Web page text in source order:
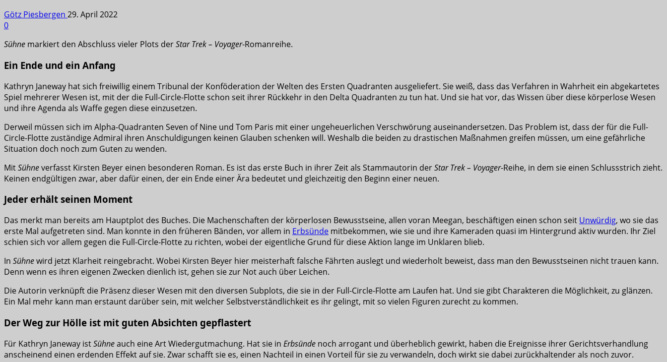
Götz Piesbergen 29. April 2022
0
Sühne markiert den Abschluss vieler Plots derStar Trek – Voyager-Romanreihe.
Ein Ende und ein Anfang
Kathryn Janeway hat sich freiwillig einem Tribunal der Konföderation der Welten des Ersten Quadranten ausgeliefert. Sie weiß, dass das Verfahren in Wahrheit ein abgekartetes
Spiel mehrerer Wesen ist, mit der die Full-Circle-Flotte schon seit ihrer Rückkehr in den Delta Quadranten zu tun hat. Und sie hat vor, das Wissen über diese körperlose Wesen
und ihre Agenda als Waffe gegen diese einzusetzen.
Derweil müssen sich im Alpha-Quadranten Seven of Nine und Tom Paris mit einer ungeheuerlichen Verschwörung auseinandersetzen. Das Problem ist, dass der für die Full-
Circle-Flotte zuständige Admiral ihren Anschuldigungen keinen Glauben schenken will. Weshalb die beiden zu drastischen Maßnahmen greifen müssen, um eine gefährliche
Situation doch noch zum Guten zu wenden.
MitSühneverfasst Kirsten Beyer einen besonderen Roman. Es ist das erste Buch in ihrer Zeit als Stammautorin derStar Trek – Voyager-Reihe, in dem sie einen Schlussstrich zieht.
Keinen endgültigen zwar, aber dafür einen, der ein Ende einer Ära bedeutet und gleichzeitig den Beginn einer neuen.
Jeder erhält seinen Moment
Das merkt man bereits am Hauptplot des Buches. Die Machenschaften der körperlosen Bewusstseine, allen voran Meegan, beschäftigen einen schon seit Unwürdig, wo sie das
erste Mal aufgetreten sind. Man konnte in den früheren Bänden, vor allem in Erbsünde mitbekommen, wie sie und ihre Kameraden quasi im Hintergrund aktiv wurden. Ihr Ziel
schien sich vor allem gegen die Full-Circle-Flotte zu richten, wobei der eigentliche Grund für diese Aktion lange im Unklaren blieb.
In Sühnewird jetzt Klarheit reingebracht. Wobei Kirsten Beyer hier meisterhaft falsche Fährten auslegt und wiederholt beweist, dass man den Bewusstseinen nicht trauen kann.
Denn wenn es ihren eigenen Zwecken dienlich ist, gehen sie zur Not auch über Leichen.
Die Autorin verknüpft die Präsenz dieser Wesen mit den diversen Subplots, die sie in der Full-Circle-Flotte am Laufen hat. Und sie gibt Charakteren die Möglichkeit, zu glänzen.
Ein Mal mehr kann man erstaunt darüber sein, mit welcher Selbstverständlichkeit es ihr gelingt, mit so vielen Figuren zurecht zu kommen.
Der Weg zur Hölle ist mit guten Absichten gepflastert
Für Kathryn Janeway istSühneauch eine Art Wiedergutmachung. Hat sie in Erbsünde noch arrogant und überheblich gewirkt, haben die Ereignisse ihrer Gerichtsverhandlung
anscheinend einen erdenden Effekt auf sie. Zwar schafft sie es, einen Nachteil in einen Vorteil für sie zu verwandeln, doch wirkt sie dabei zurückhaltender als noch zuvor.